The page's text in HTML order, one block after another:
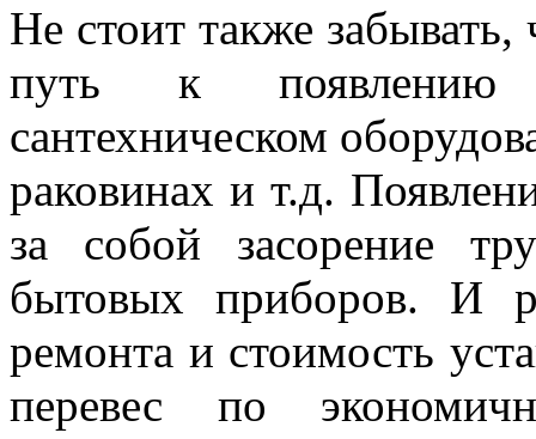
Не стоит также
путь к появлению
сантехническом
раковинах и т.д.
за собой засорение
бытовых приборов. И
ремонта и стоимость
перевес по